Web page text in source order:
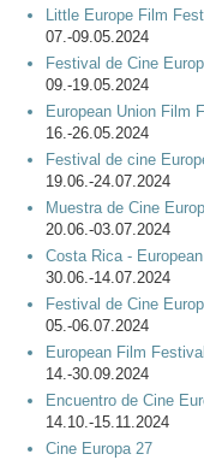
Little Europe Film
07.-09.05.2024
Festival de Cine
09.-19.05.2024
European Union Film
16.-26.05.2024
Festival de cine
19.06.-24.07.2024
Muestra de Cine
20.06.-03.07.2024
Costa Rica -
30.06.-14.07.2024
Festival de Cine
05.-06.07.2024
European Film
14.-30.09.2024
Encuentro de Cine
14.10.-15.11.2024
Cine Europa 27